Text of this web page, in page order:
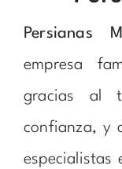
Persianas
empresa
gracias al
confianza, y
especialistas